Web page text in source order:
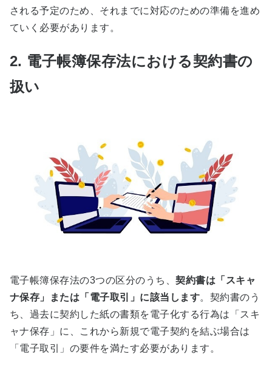
される予定のため、それまでに対応のための準備を進め
ていく必要があります。
2. 電子帳簿保存法における契約書の
扱い
電子帳簿保存法の3つの区分のうち、契約書は「スキャ
ナ保存」または「電子取引」に該当します。契約書のう
ち、過去に契約した紙の書類を電子化する行為は「スキ
ャナ保存」に、これから新規で電子契約を結ぶ場合は
「電子取引」の要件を満たす必要があります。